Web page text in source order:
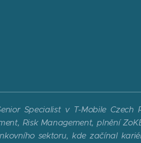
Specialist v T-Mobile Czech
Risk Management, plnění
sektoru, kde začínal